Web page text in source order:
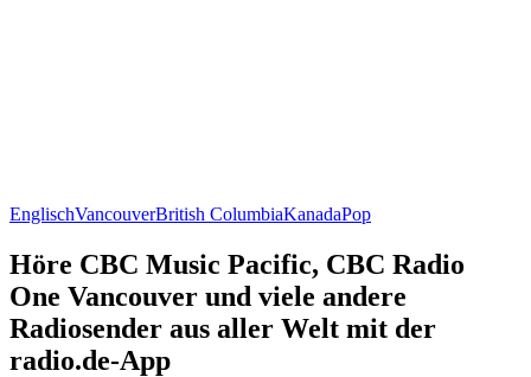
EnglischVancouverBritish ColumbiaKanadaPop
Höre CBC Music Pacific, CBC Radio
One Vancouver und viele andere
Radiosender aus aller Welt mit der
radio.de-App